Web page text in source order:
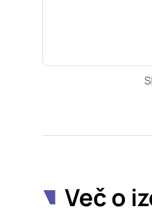
Več o